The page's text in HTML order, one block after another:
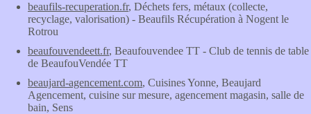
beaufils-recuperation.fr, Déchets fers, métaux (collecte,
recyclage, valorisation) - Beaufils Récupération à Nogent le
Rotrou
beaufouvendeett.fr, Beaufouvendee TT - Club de tennis de table
de BeaufouVendée TT
beaujard-agencement.com, Cuisines Yonne, Beaujard
Agencement, cuisine sur mesure, agencement magasin, salle de
bain, Sens